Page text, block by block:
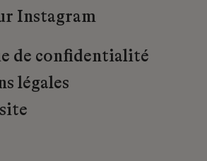
Instagram
de confidentialité
légales